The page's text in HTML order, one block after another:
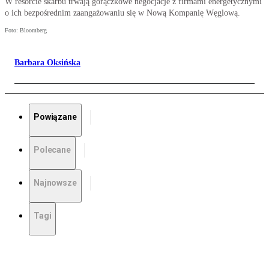
o ich bezpośrednim zaangażowaniu się w Nową Kompanię Węglową.
Foto: Bloomberg
Barbara Oksińska
Powiązane
Polecane
Najnowsze
Tagi